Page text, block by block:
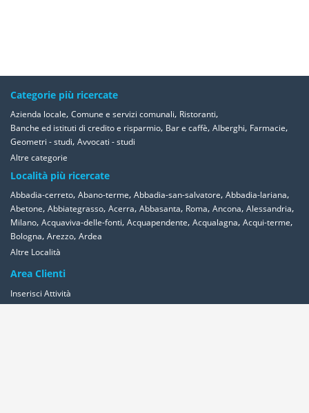
Categorie più ricercate
Azienda locale, Comune e servizi comunali, Ristoranti,
Banche ed istituti di credito e risparmio, Bar e caffè, Alberghi, Farmacie,
Geometri - studi, Avvocati - studi
Altre categorie
Località più ricercate
Abbadia-cerreto, Abano-terme, Abbadia-san-salvatore, Abbadia-lariana,
Abetone, Abbiategrasso, Acerra, Abbasanta, Roma, Ancona, Alessandria,
Milano, Acquaviva-delle-fonti, Acquapendente, Acqualagna, Acqui-terme,
Bologna, Arezzo, Ardea
Altre Località
Area Clienti
Inserisci Attività